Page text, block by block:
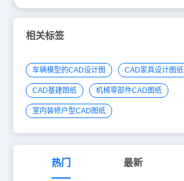
相关标签
车辆模型的CAD设计图 CAD家具设计图纸
CAD基建图纸 机械零部件CAD图纸
室内装修户型CAD图纸
热门 最新